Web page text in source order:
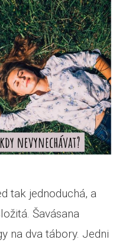
tak jednoduchá, a
Šavásana
na dva tábory. Jedni